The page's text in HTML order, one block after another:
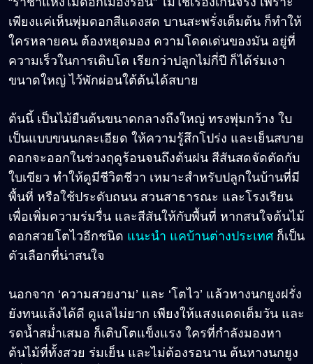
เพียงแค่เห็นพุ่มดอกสีแดงสด บานสะพรั่งเต็มต้น ก็ทำให้
ใครหลายคน ต้องหยุดมอง ความโดดเด่นของมัน อยู่ที่
ความเร็วในการเติบโต เรียกว่าปลูกไม่กี่ปี ก็ได้ร่มเงา
ขนาดใหญ่ ไว้พักผ่อนใต้ต้นได้สบาย
ต้นนี้ เป็นไม้ยืนต้นขนาดกลางถึงใหญ่ ทรงพุ่มกว้าง ใบ
เป็นแบบขนนกละเอียด ให้ความรู้สึกโปร่ง และเย็นสบาย
ดอกจะออกในช่วงฤดูร้อนจนถึงต้นฝน สีสันสดจัดตัดกับ
ใบเขียว ทำให้ดูมีชีวิตชีวา เหมาะสำหรับปลูกในบ้านที่มี
พื้นที่ หรือใช้ประดับถนน สวนสาธารณะ และโรงเรียน
เพื่อเพิ่มความร่มรื่น และสีสันให้กับพื้นที่ หากสนใจต้นไม้
ดอกสวยโตไวอีกชนิด แนะนำ แคบ้านต่างประเทศ ก็เป็น
ตัวเลือกที่น่าสนใจ
นอกจาก ‘ความสวยงาม’ และ ‘โตไว’ แล้วหางนกยูงฝรั่ง
ยังทนแล้งได้ดี ดูแลไม่ยาก เพียงให้แสงแดดเต็มวัน และ
รดน้ำสม่ำเสมอ ก็เติบโตแข็งแรง ใครที่กำลังมองหา
ต้นไม้ที่ทั้งสวย ร่มเย็น และไม่ต้องรอนาน ต้นหางนกยูง